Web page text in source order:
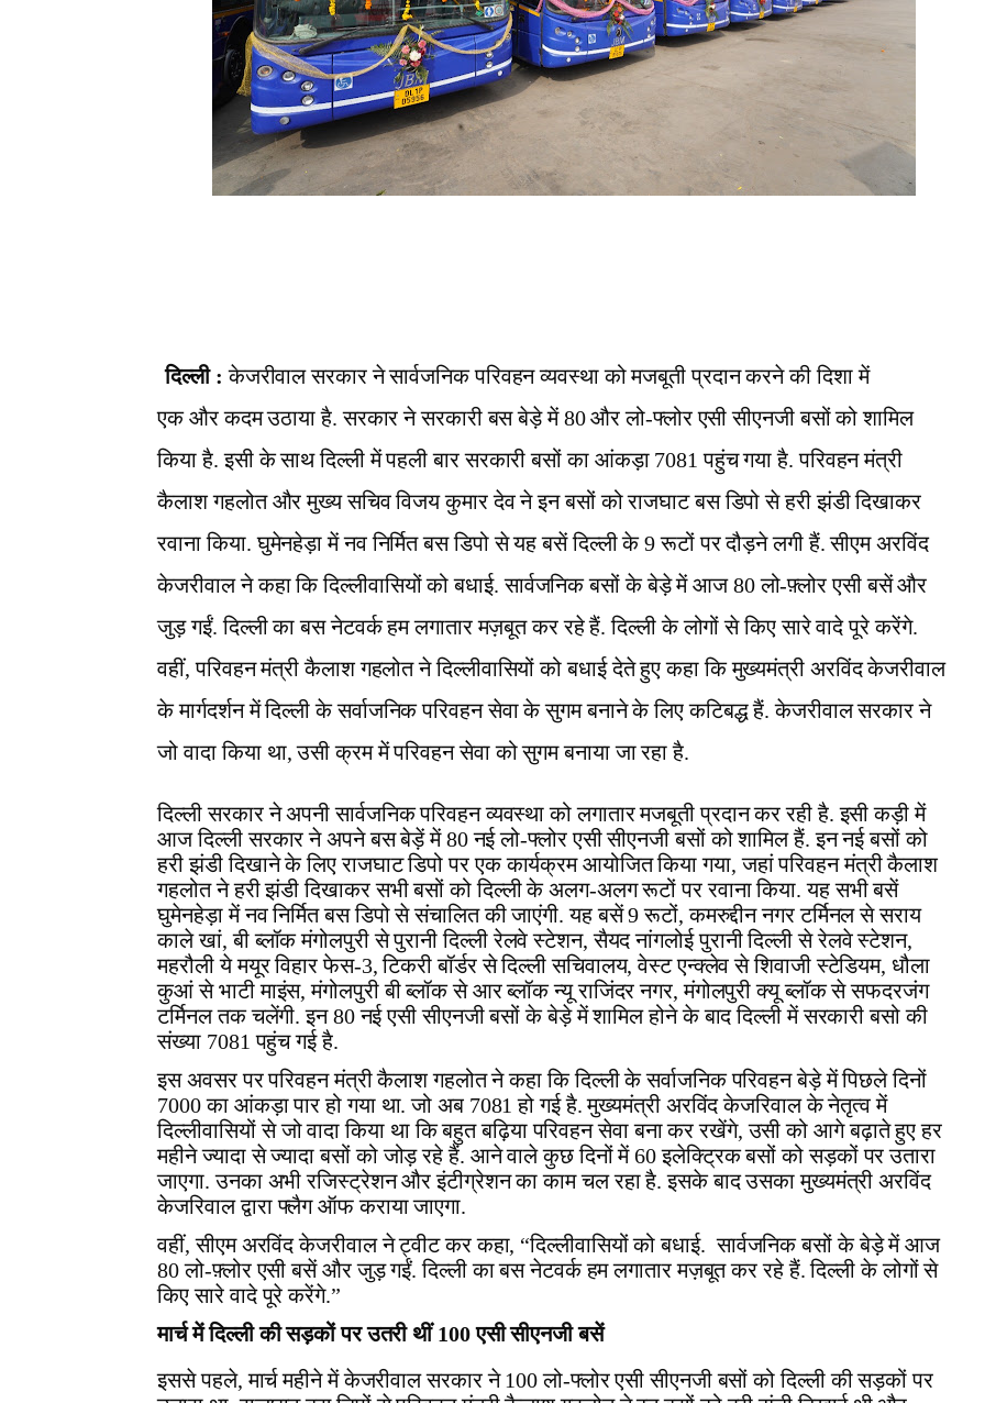
दिल्ली :केजरीवाल सरकार ने सार्वजनिक परिवहन व्यवस्था को मजबूती प्रदान करने की दिशा में
एक और कदम उठाया है. सरकार ने सरकारी बस बेड़े में 80 और लो-फ्लोर एसी सीएनजी बसों को शामिल
किया है. इसी के साथ दिल्ली में पहली बार सरकारी बसों का आंकड़ा 7081 पहुंच गया है. परिवहन मंत्री
कैलाश गहलोत और मुख्य सचिव विजय कुमार देव ने इन बसों को राजघाट बस डिपो से हरी झंडी दिखाकर
रवाना किया. घुमेनहेड़ा में नव निर्मित बस डिपो से यह बसें दिल्ली के 9 रूटों पर दौड़ने लगी हैं. सीएम अरविंद
केजरीवाल ने कहा कि दिल्लीवासियों को बधाई. सार्वजनिक बसों के बेड़े में आज 80 लो-फ़्लोर एसी बसें और
जुड़ गईं. दिल्ली का बस नेटवर्क हम लगातार मज़बूत कर रहे हैं. दिल्ली के लोगों से किए सारे वादे पूरे करेंगे.
वहीं, परिवहन मंत्री कैलाश गहलोत ने दिल्लीवासियों को बधाई देते हुए कहा कि मुख्यमंत्री अरविंद केजरीवाल
के मार्गदर्शन में दिल्ली के सर्वाजनिक परिवहन सेवा के सुगम बनाने के लिए कटिबद्ध हैं. केजरीवाल सरकार ने
जो वादा किया था, उसी क्रम में परिवहन सेवा को सुगम बनाया जा रहा है.
दिल्ली सरकार ने अपनी सार्वजनिक परिवहन व्यवस्था को लगातार मजबूती प्रदान कर रही है. इसी कड़ी में
आज दिल्ली सरकार ने अपने बस बेड़ें में 80 नई लो-फ्लोर एसी सीएनजी बसों को शामिल हैं. इन नई बसों को
हरी झंडी दिखाने के लिए राजघाट डिपो पर एक कार्यक्रम आयोजित किया गया, जहां परिवहन मंत्री कैलाश
गहलोत ने हरी झंडी दिखाकर सभी बसों को दिल्ली के अलग-अलग रूटों पर रवाना किया. यह सभी बसें
घुमेनहेड़ा में नव निर्मित बस डिपो से संचालित की जाएंगी. यह बसें 9 रूटों, कमरुद्दीन नगर टर्मिनल से सराय
काले खां, बी ब्लॉक मंगोलपुरी से पुरानी दिल्ली रेलवे स्टेशन, सैयद नांगलोई पुरानी दिल्ली से रेलवे स्टेशन,
महरौली ये मयूर विहार फेस-3, टिकरी बॉर्डर से दिल्ली सचिवालय, वेस्ट एन्क्लेव से शिवाजी स्टेडियम, धौला
कुआं से भाटी माइंस, मंगोलपुरी बी ब्लॉक से आर ब्लॉक न्यू राजिंदर नगर, मंगोलपुरी क्यू ब्लॉक से सफदरजंग
टर्मिनल तक चलेंगी. इन 80 नई एसी सीएनजी बसों के बेड़े में शामिल होने के बाद दिल्ली में सरकारी बसो की
संख्या 7081 पहुंच गई है.
इस अवसर पर परिवहन मंत्री कैलाश गहलोत ने कहा कि दिल्ली के सर्वाजनिक परिवहन बेड़े में पिछले दिनों
7000 का आंकड़ा पार हो गया था. जो अब 7081 हो गई है. मुख्यमंत्री अरविंद केजरिवाल के नेतृत्व में
दिल्लीवासियों से जो वादा किया था कि बहुत बढ़िया परिवहन सेवा बना कर रखेंगे, उसी को आगे बढ़ाते हुए हर
महीने ज्यादा से ज्यादा बसों को जोड़ रहे हैं. आने वाले कुछ दिनों में 60 इलेक्ट्रिक बसों को सड़कों पर उतारा
जाएगा. उनका अभी रजिस्ट्रेशन और इंटीग्रेशन का काम चल रहा है. इसके बाद उसका मुख्यमंत्री अरविंद
केजरिवाल द्वारा फ्लैग ऑफ कराया जाएगा.
वहीं, सीएम अरविंद केजरीवाल ने ट्वीट कर कहा, “दिल्लीवासियों को बधाई. सार्वजनिक बसों के बेड़े में आज
80 लो-फ़्लोर एसी बसें और जुड़ गईं. दिल्ली का बस नेटवर्क हम लगातार मज़बूत कर रहे हैं. दिल्ली के लोगों से
किए सारे वादे पूरे करेंगे.”
मार्च में दिल्ली की सड़कों पर उतरी थीं 100 एसी सीएनजी बसें
इससे पहले, मार्च महीने में केजरीवाल सरकार ने 100 लो-फ्लोर एसी सीएनजी बसों को दिल्ली की सड़कों पर